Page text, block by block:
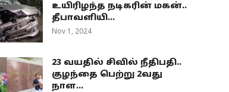
உயிரிழந்த நடிகரின் மகன்..
தீபாவளியி...
Nov 1, 2024
23 வயதில் சிவில் நீதிபதி..
குழந்தை பெற்று 2வது
நாள...